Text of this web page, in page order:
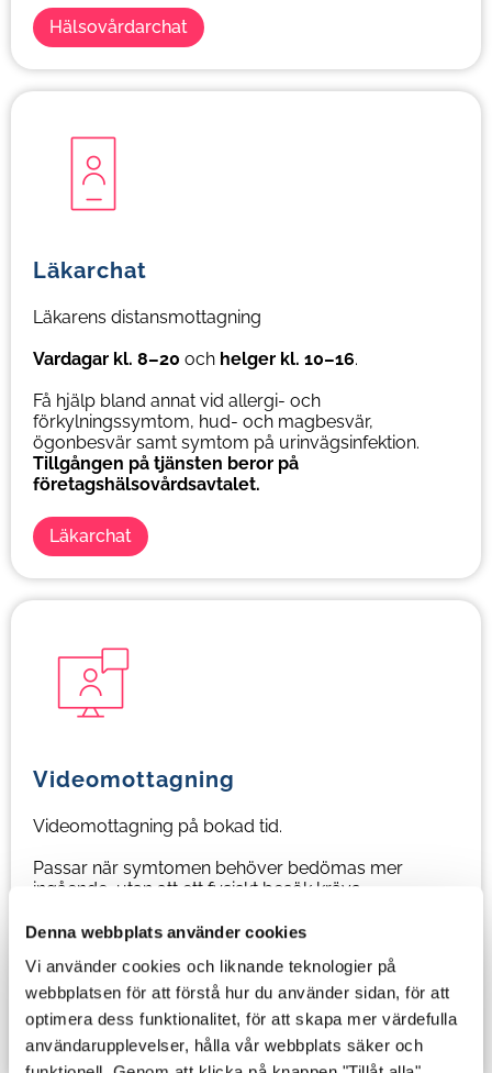
Denna webbplats använder cookies
Vi använder cookies och liknande teknologier på
webbplatsen för att förstå hur du använder sidan, för att
optimera dess funktionalitet, för att skapa mer värdefulla
användarupplevelser, hålla vår webbplats säker och
Hälsovårdarchat
Läkarchat
Läkarens distansmottagning
Vardagar kl. 8–20 och helger kl. 10–16.
Få hjälp bland annat vid allergi- och
förkylningssymtom, hud- och magbesvär,
ögonbesvär samt symtom på urinvägsinfektion.
Tillgången på tjänsten beror på
företagshälsovårdsavtalet.
Läkarchat
Videomottagning
Videomottagning på bokad tid.
Passar när symtomen behöver bedömas mer
ingående, utan att ett fysiskt besök krävs
Videomottagning